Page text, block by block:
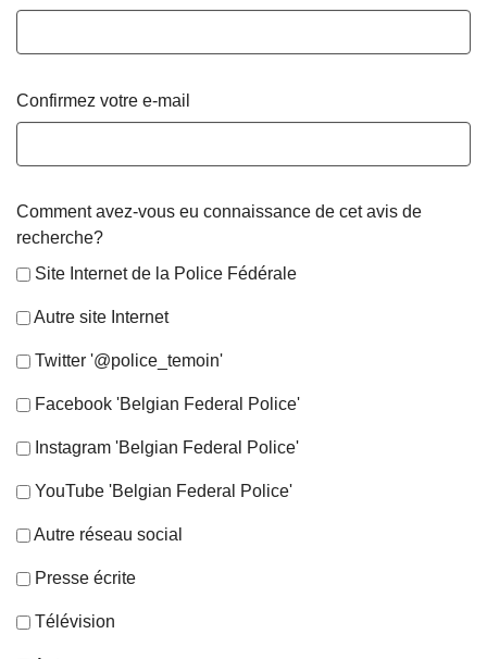
Confirmez votre e-mail
Comment avez-vous eu connaissance de cet avis de
recherche?
Site Internet de la Police Fédérale
Autre site Internet
Twitter '@police_temoin'
Facebook 'Belgian Federal Police'
Instagram 'Belgian Federal Police'
YouTube 'Belgian Federal Police'
Autre réseau social
Presse écrite
Télévision